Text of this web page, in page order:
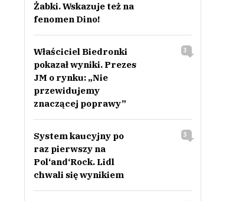
Żabki. Wskazuje też na
fenomen Dino!
Właściciel Biedronki
pokazał wyniki. Prezes
JM o rynku: „Nie
przewidujemy
znaczącej poprawy”
3
System kaucyjny po
raz pierwszy na
Pol‘and‘Rock. Lidl
chwali się wynikiem
3